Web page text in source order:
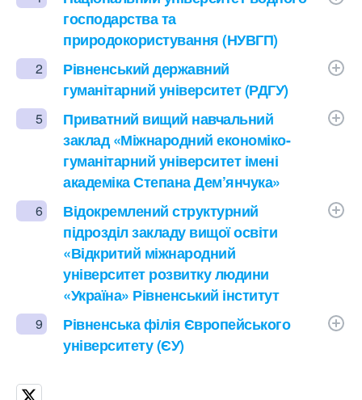
господарства та
природокористування (НУВГП)
2
Рівненський державний
гуманітарний університет (РДГУ)
5
Приватний вищий навчальний
заклад «Міжнародний економіко-
гуманітарний університет імені
академіка Степана Дем’янчука»
6
Відокремлений структурний
підрозділ закладу вищої освіти
«Відкритий міжнародний
університет розвитку людини
«Україна» Рівненський інститут
9
Рівненська філія Європейського
університету (ЄУ)